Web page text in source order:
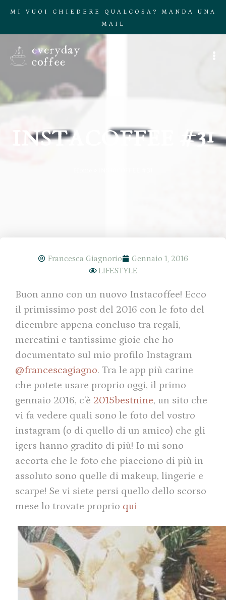
MI VUOI CHIEDERE QUALCOSA? MANDA UNA
MAIL
INSTACOFFEE #31
Francesca Giagnorio
Gennaio 1, 2016
LIFESTYLE
Buon anno con un nuovo Instacoffee! Ecco
il primissimo post del 2016 con le foto del
dicembre appena concluso tra regali,
mercatini e tantissime gioie che ho
documentato sul mio profilo Instagram
@francescagiagno. Tra le app più carine
che potete usare proprio oggi, il primo
gennaio 2016, c’è 2015bestnine, un sito che
vi fa vedere quali sono le foto del vostro
instagram (o di quello di un amico) che gli
igers hanno gradito di più! Io mi sono
accorta che le foto che piacciono di più in
assoluto sono quelle di makeup, lingerie e
scarpe! Se vi siete persi quello dello scorso
mese lo trovate proprio qui